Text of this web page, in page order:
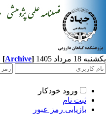
1405
[Archive]
ورود خودکار
ثبت نام
بازیابی رمز عبور